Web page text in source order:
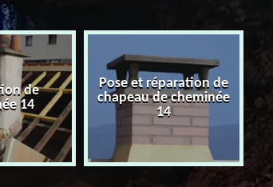
de
14
Pose et réparation de
chapeau de cheminée
14